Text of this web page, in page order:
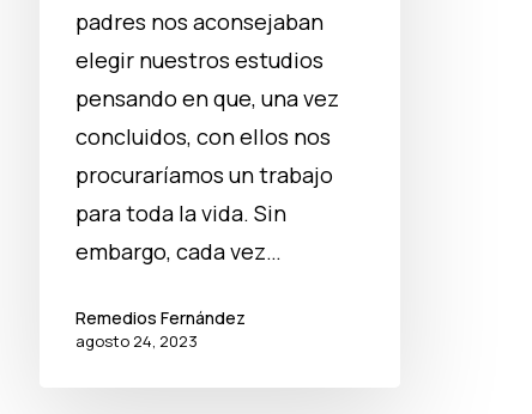
padres nos aconsejaban
elegir nuestros estudios
pensando en que, una vez
concluidos, con ellos nos
procuraríamos un trabajo
para toda la vida. Sin
embargo, cada vez…
Remedios Fernández
agosto 24, 2023